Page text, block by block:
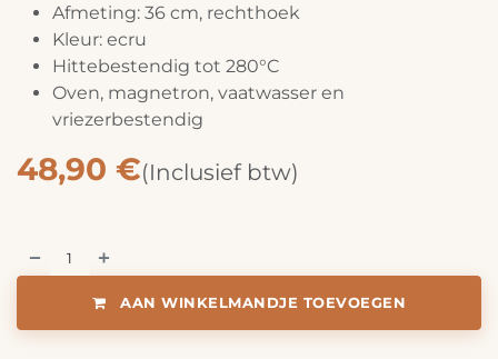
Afmeting: 36 cm, rechthoek
Kleur: ecru
Hittebestendig tot 280°C
Oven, magnetron, vaatwasser en
vriezerbestendig
48,90 €(Inclusief btw)
AAN WINKELMANDJE TOEVOEGEN